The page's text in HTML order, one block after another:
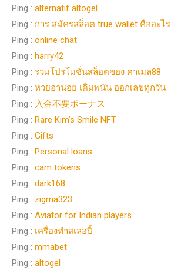
Ping : alternatif altogel
Ping : การ สมัครสล็อต true wallet คืออะไร
Ping : online chat
Ping : harry42
Ping : รวมโปรโมชั่นสล็อตของ คาเมล88
Ping : หวยฮานอย เดิมพนัน ออกเลขทุกวัน
Ping : 入金不要ボーナス
Ping : Rare Kim’s Smile NFT
Ping : Gifts
Ping : Personal loans
Ping : cam tokens
Ping : dark168
Ping : zigma323
Ping : Aviator for Indian players
Ping : เครื่องทําสเลอปี้
Ping : mmabet
Ping : altogel